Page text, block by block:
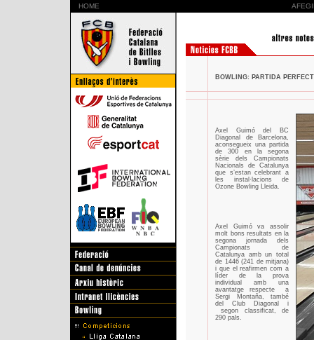
HOME
BOWLING: PARTIDA
Axel Guimó del BC
Diagonal de Barcelona,
aconsegueix una partida
de 300 en la segona
sèrie dels Campionats
Nacionals de Catalunya
que s’estan celebrant a
les instal·lacions de
Ozone Bowling Lleida.
Axel Guimó va assolir
molt bons resultats en la
segona jornada dels
Campionats de
Catalunya amb un total
de 1446 (241 de mitjana)
i que el reafirmen com a
líder de la prova
individual amb una
avantatge respecte
a
Sergi Montaña, també
del Club Diagonal i
segon classificat, de
290 pals.